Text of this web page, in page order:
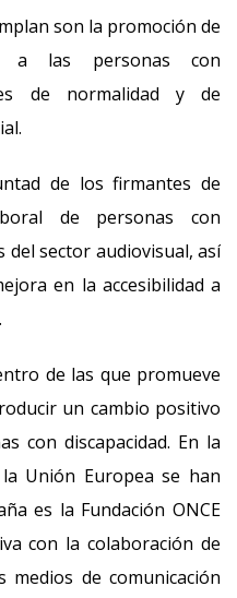
son la promoción de
a las personas con
de normalidad y de
de los firmantes de
de personas con
del sector audiovisual, así
en la accesibilidad a
de las que promueve
un cambio positivo
con discapacidad. En la
Unión Europea se han
es la Fundación ONCE
con la colaboración de
medios de comunicación